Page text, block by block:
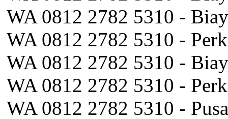
WA 0812 2782 5310 -
WA 0812 2782 5310 -
WA 0812 2782 5310 -
WA 0812 2782 5310 -
WA 0812 2782 5310 -